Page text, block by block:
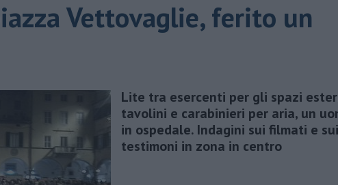
Vettovaglie, ferito un
Lite tra esercenti per gli spazi
tavolini e carabinieri per aria, un
in ospedale. Indagini sui filmati e sui
testimoni in zona in centro